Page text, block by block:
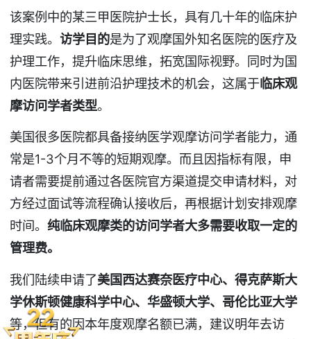
该案例中的某三甲医院护士长，具有几十年的临床护
理实践。 访学目的是为了观摩国外知名医院的医疗及
护理工作，提升临床思维，拓宽国际视野。同时为国
内医院带来引进前沿护理技术的机会，这属于临床观
摩访问学者类型。
美国很多医院都具备接纳医学观摩访问学者能力，通
常是1-3个月不等的短期观摩。而且因指标有限，申
请者需要提前通过各医院官方渠道提交申请材料，对
方经过面试等流程确认接收后，再根据计划安排观摩
时间。 纯临床观摩类的访问学者大多需要收取一定的
管理费。
我们陆续申请了美国西达赛奈医疗中心、得克萨斯大
学休斯顿健康科学中心、华盛顿大学、哥伦比亚大学
等，但有的因本年度观摩名额已满，建议明年去访